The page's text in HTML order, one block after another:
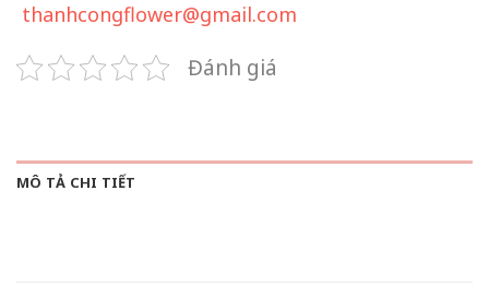
thanhcongflower@gmail.com
Đánh giá
MÔ TẢ CHI TIẾT